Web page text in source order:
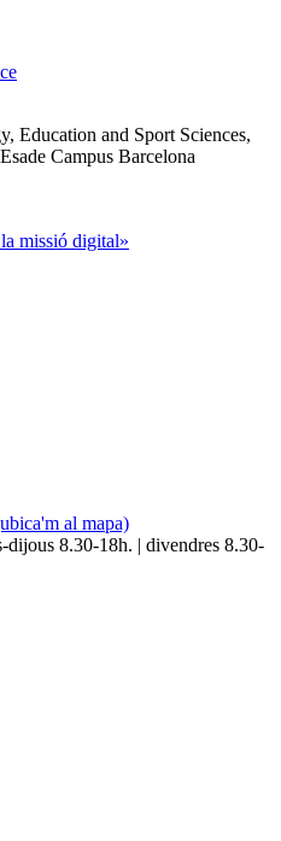
Education and Sport Sciences,
Campus Barcelona
missió digital»
al mapa)
8.30-18h. | divendres 8.30-